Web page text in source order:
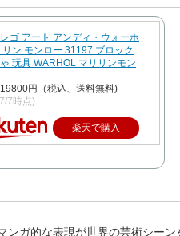
ゴ アート アンディ・ウォーホ
リン モンロー 31197 ブロック
玩具 WARHOL マリリンモン
円（税込、送料無料)
7時点)
楽天で購入
ガ的な表現が世界の芸術シーン